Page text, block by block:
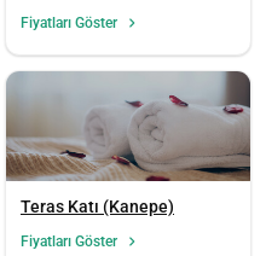
Fiyatları Göster
Teras Katı (Kanepe)
Fiyatları Göster